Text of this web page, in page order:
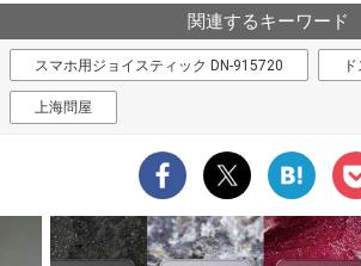
関連するキーワード
スマホ用ジョイスティック DN-915720
上海問屋